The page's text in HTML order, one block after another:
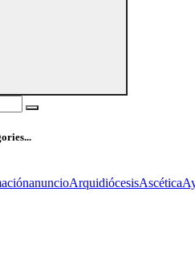
anuncioArquidiócesisAscética